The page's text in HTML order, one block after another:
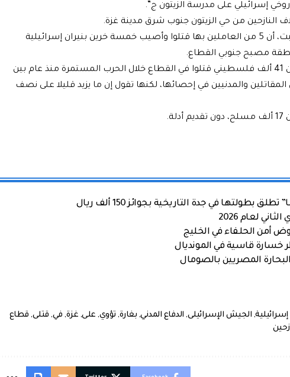
إسرائيلي على مدرسة الزيتون ج”.
النازحين من حي الزيتون جنوب شرق مدينة غزة.
كما أعلنت وزارة الصحة في غزة، السبت، أن 5 من العاملين بها قتلوا وأصيب خمسة خرين بنيران إسرائيلية
مصبح جنوبي القطاع.
وتقول وزارة الصحة في غزة إن أكثر من 41 ألف فلسطيني قتلوا في القطاع خلال الحرب المستمرة منذ عام بين
والمدنيين في إحصائها، لكنها تقول إن ما يزيد قليلا على نصف
في جدة التاريخية بجوائز 150 ألف ريال
لعام 2026
أمن الحلفاء في الخليج
خسارة قاسية في المونديال
المصريين بالصومال
إسرائيلية, الجيش الإسرائيلى, الدفاع المدني, بغارة, تؤوي, على, غزة, في, قتلى, قطاع